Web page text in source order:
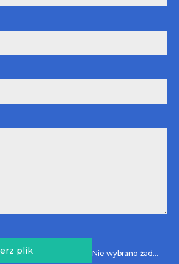
plik Nie wybrano żadnego pliku